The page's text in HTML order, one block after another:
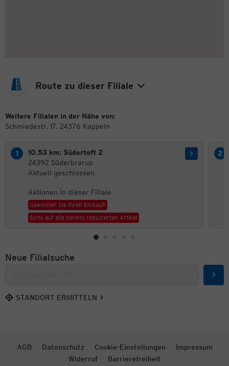
Route zu dieser Filiale
Weitere Filialen in der Nähe von:
Schmiedestr. 17, 24376 Kappeln
10.53 km: Südertoft 2
24392 Süderbrarup
Aktuell geschlossen
Aktionen in dieser Filiale
Gewinnen Sie Ihren Einkauf!
50% auf alle bereits reduzierten Artikel
Neue Filialsuche
STANDORT ERMITTELN
AGB Datenschutz Cookie-Einstellungen
Impressum
Widerruf
Barrierefreiheit